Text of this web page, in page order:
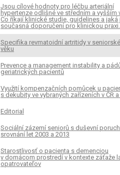
Jsou cílové hodnoty pro léčbu arteriální
hypertenze odlišné ve středním a vyšším
Co říkají klinické studie, guidelines a jaká
současná doporučení pro klinickou praxi.
Specifika revmatoidní artritidy v
věku
Prevence a management instability a
geriatrických pacientů
Využití kompenzačních pomůcek u
s dekubity ve vybraných zařízeních v ČR a
Editorial
Sociální zázemí seniorů s duševní
srovnání let 2003 a 2013
Starostlivosť o pacienta s demenciou
v domácom prostredí v kontexte záťaže
opatrovateľov